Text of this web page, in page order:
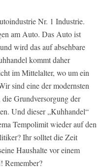
Nr. 1 Industrie.
am Auto. Das Auto ist
wird das auf absehbare
kommt daher
im Mittelalter, wo um ein
sind eine der modernsten
Grundversorgung der
Und dieser „Kuhhandel“
Tempolimit wieder auf den
Ihr solltet die Zeit
Haushalte vor einem
Remember?